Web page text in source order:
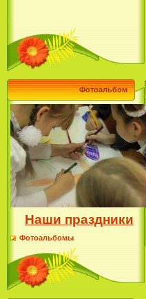
Фотоальбом
Наши праздники
Фотоальбомы